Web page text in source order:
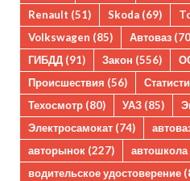
Renault (51) Skoda (69)
Volkswagen (85) Автоваз
ГИБДД (91) Закон (556)
Происшествия (56)
Техосмотр (80) УАЗ (85)
Электросамокат (74)
авторынок (227) автошкола
водительское удостоверение